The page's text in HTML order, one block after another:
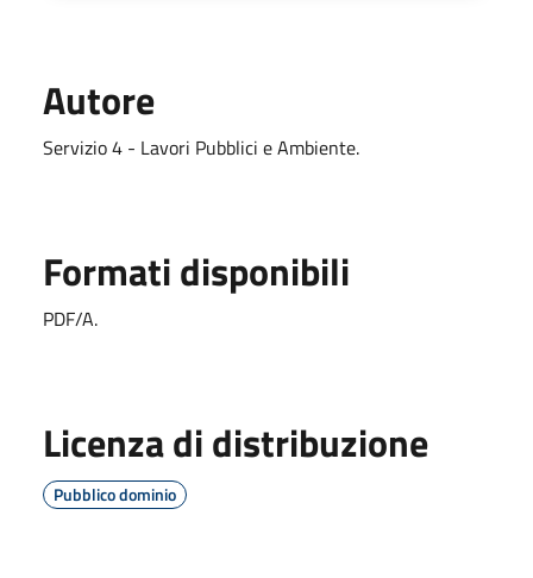
Autore
Servizio 4 - Lavori Pubblici e Ambiente.
Formati disponibili
PDF/A.
Licenza di distribuzione
Pubblico dominio